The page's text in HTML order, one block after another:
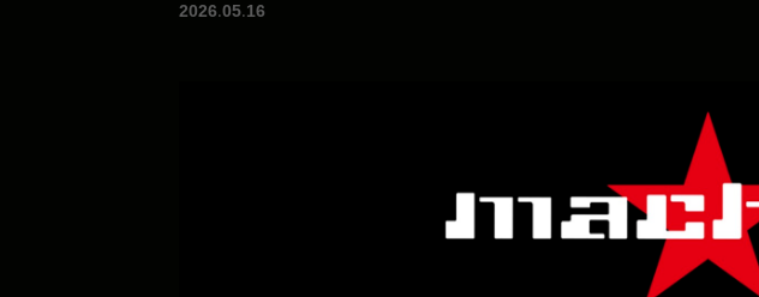
2026.05.16